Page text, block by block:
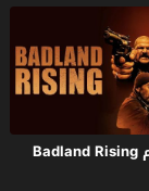
مشاهدة فيلم Badland Rising